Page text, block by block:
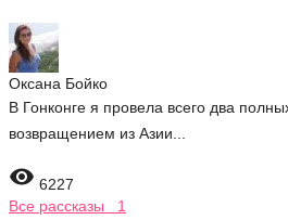
Оксана Бойко
В Гонконге я провела всего два
возвращением из Азии...
 6227
Все рассказы 1